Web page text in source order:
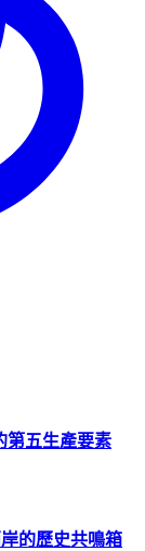
五生產要素
的歷史共鳴箱